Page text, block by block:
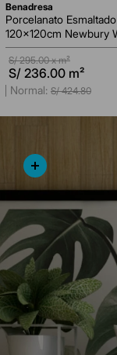
benadresa
Porcelanato Esmaltado
120x120cm Newbury
Marmolizado Pulido
S/295.00x m²
S/ 236.00 m²
S/ 424.80